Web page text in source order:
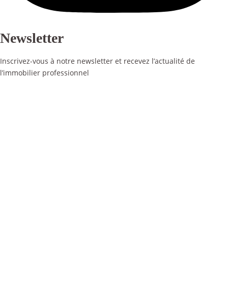
Newsletter
Inscrivez-vous à notre newsletter et recevez l’actualité de
l’immobilier professionnel